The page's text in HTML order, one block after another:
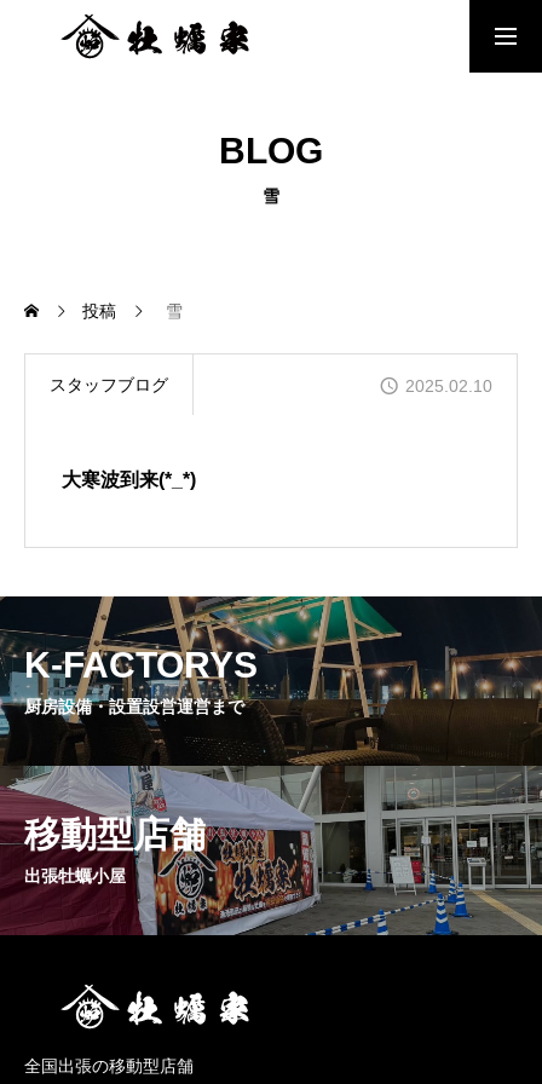
FAQ
BLOG
雪
投稿 雪
スタッフブログ 2025.02.10
大寒波到来(*_*)
K-FACTORYS
厨房設備・設置設営運営まで
移動型店舗
出張牡蠣小屋
全国出張の移動型店舗